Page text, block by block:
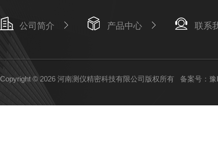
公司简介 产品中心 联系
Copyright © 2026 河南测仪精密科技有限公司版权所有 备案号：